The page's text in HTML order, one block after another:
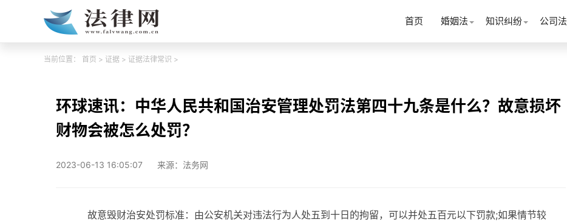
首页 婚姻法 知识纠纷 公司法
当前位置： 首页 > 证据 > 证据法律常识 >
环球速讯：中华人民共和国治安管理处罚法第四十九条是什么？故意损坏
财物会被怎么处罚？
2023-06-13 16:05:07 来源：法务网
故意毁财治安处罚标准：由公安机关对违法行为人处五到十日的拘留，可以并处五百元以下罚款;如果情节较